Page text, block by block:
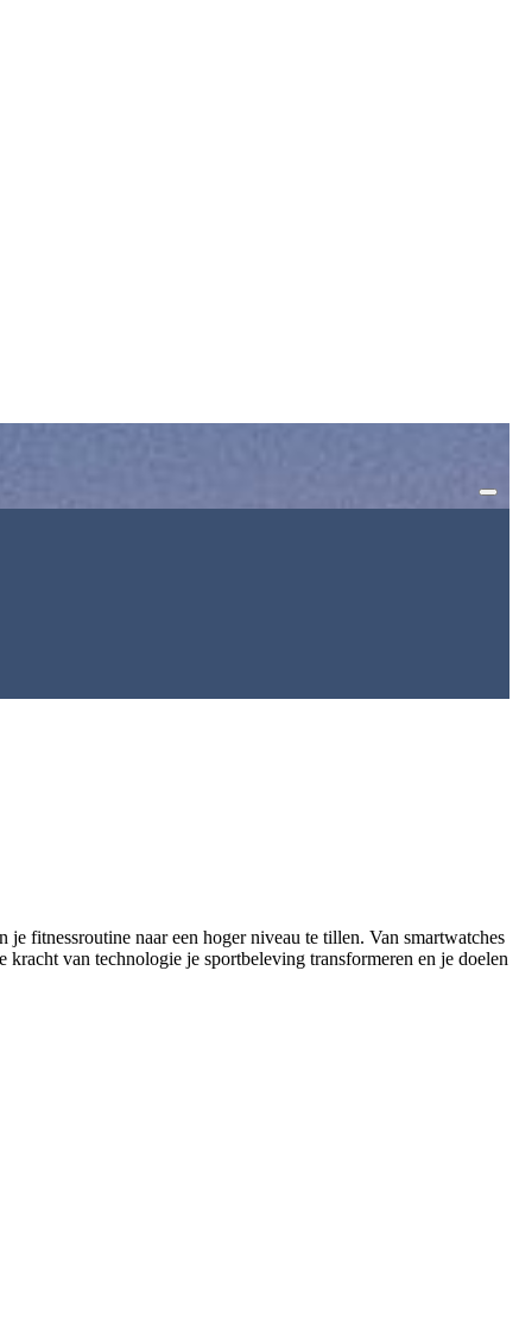
fitnessroutine naar een hoger niveau te tillen. Van smartwatches
van technologie je sportbeleving transformeren en je doelen